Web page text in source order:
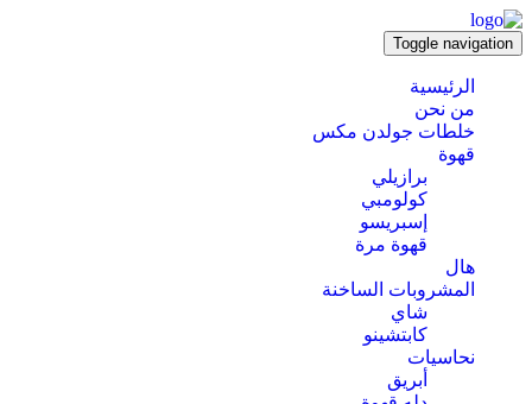
Toggle navigation
الرئيسية
من نحن
خلطات جولدن مكس
قهوة
برازيلي
كولومبي
إسبريسو
قهوة مرة
هال
المشروبات الساخنة
شاي
كابتشينو
نحاسيات
أبريق